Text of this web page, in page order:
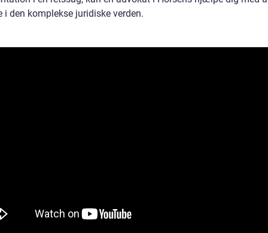
i den komplekse juridiske verden.